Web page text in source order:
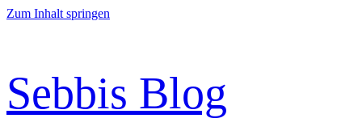
Zum Inhalt springen
Sebbis Blog